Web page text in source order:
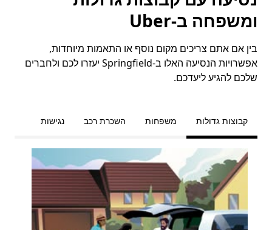
ומשפחה ב-Uber
בין אם אתם צריכים מקום נוסף או התאמות מיוחדות,
אפשרויות הנסיעה האלו ב-Springfield יעזרו לכם ולחברים
שלכם להגיע ליעדכם.
קבוצות גדולות משפחות השכרת רכב נגישות